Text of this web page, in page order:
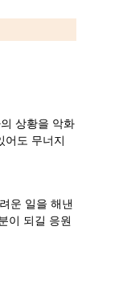
상황을 악화
어도 무너지
운 일을 해낸
이 되길 응원